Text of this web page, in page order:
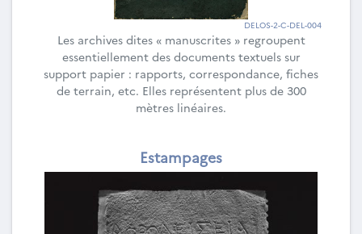
DELOS-2-C-DEL-004
Les archives dites « manuscrites » regroupent
essentiellement des documents textuels sur
support papier : rapports, correspondance, fiches
de terrain, etc. Elles représentent plus de 300
mètres linéaires.
Estampages